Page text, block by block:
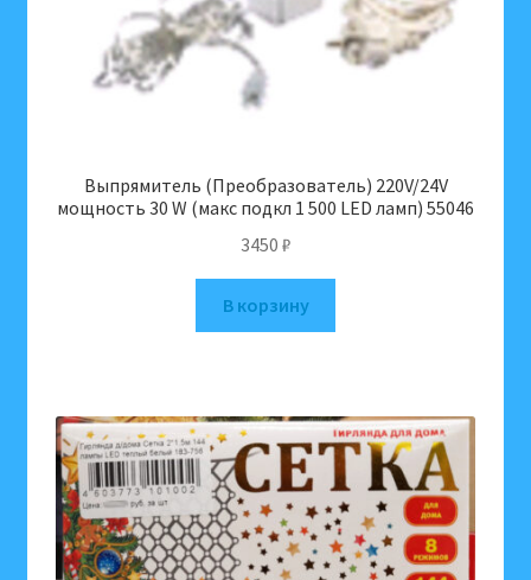
Выпрямитель (Преобразователь) 220V/24V
мощность 30 W (макс подкл 1 500 LED ламп) 55046
3450 ₽
В корзину